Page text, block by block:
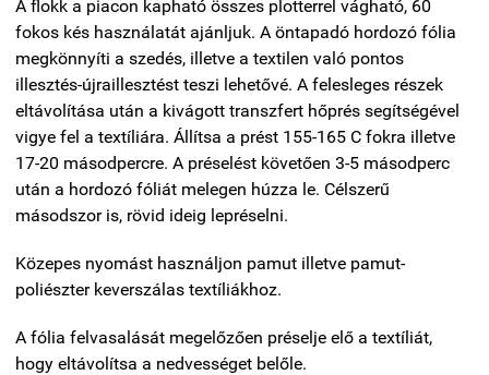
A flokk a piacon kapható összes plotterrel vágható, 60
fokos kés használatát ajánljuk. A öntapadó hordozó fólia
megkönnyíti a szedés, illetve a textilen való pontos
illesztés-újraillesztést teszi lehetővé. A felesleges részek
eltávolítása után a kivágott transzfert hőprés segítségével
vigye fel a textíliára. Állítsa a prést 155-165 C fokra illetve
17-20 másodpercre. A préselést követően 3-5 másodperc
után a hordozó fóliát melegen húzza le. Célszerű
másodszor is, rövid ideig lepréselni.
Közepes nyomást használjon pamut illetve pamut-
poliészter keverszálas textíliákhoz.
A fólia felvasalását megelőzően préselje elő a textíliát,
hogy eltávolítsa a nedvességet belőle.